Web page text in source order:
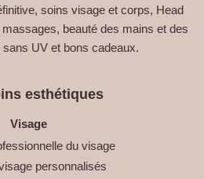
soins visage et corps, Head
beauté des mains et des
sans UV et bons cadeaux.
esthétiques
Visage
du visage
personnalisés